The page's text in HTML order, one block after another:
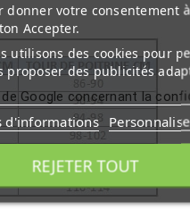
donner votre consentement
Accepter.
utilisons des cookies pour
proposer des publicités
Google concernant la
d'informations
REJETER TOUT